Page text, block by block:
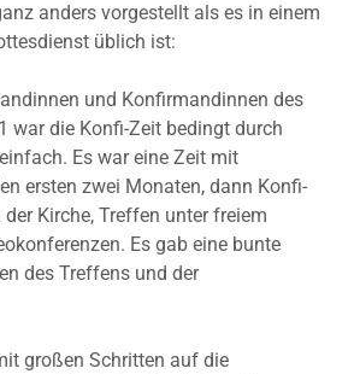
anders vorgestellt als es in einem
üblich ist:
und Konfirmandinnen des
war die Konfi-Zeit bedingt durch
Es war eine Zeit mit
ersten zwei Monaten, dann Konfi-
Kirche, Treffen unter freiem
Es gab eine bunte
des Treffens und der
großen Schritten auf die